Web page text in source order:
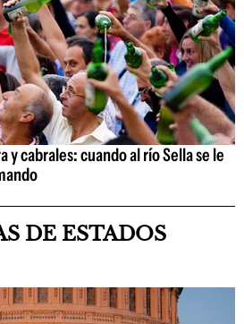
y cabrales: cuando al río Sella se le
DE ESTADOS